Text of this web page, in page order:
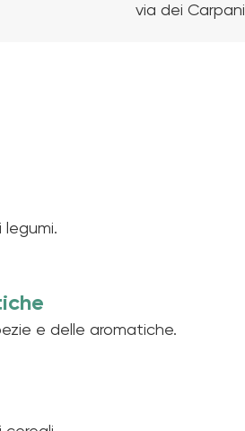
via dei Carpani
e delle aromatiche.